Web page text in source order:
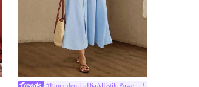
#EmpoderaTuDíaAlEstiloPowerMom